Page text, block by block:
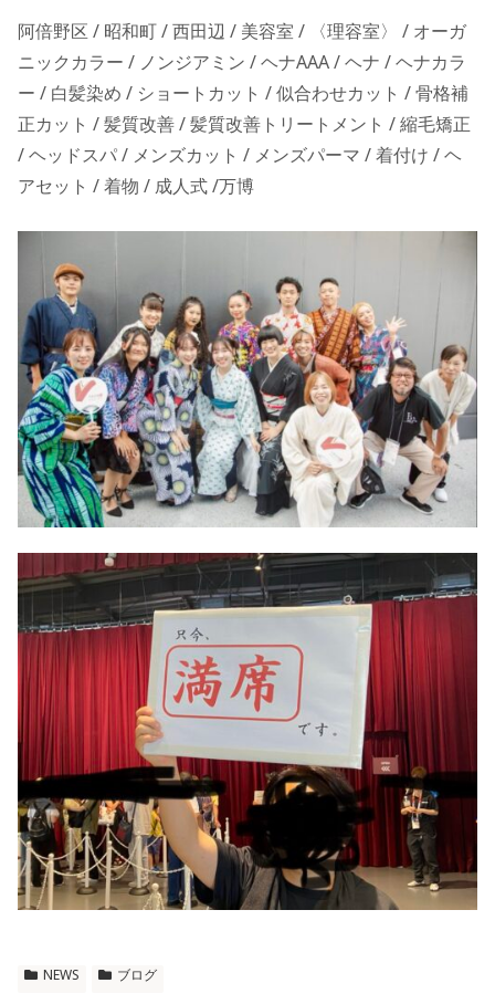
阿倍野区 / 昭和町 / 西田辺 / 美容室 / 〈理容室〉 / オーガ
ニックカラー / ノンジアミン / ヘナAAA / ヘナ / ヘナカラ
ー / 白髪染め / ショートカット / 似合わせカット / 骨格補
正カット / 髪質改善 / 髪質改善トリートメント / 縮毛矯正
/ ヘッドスパ / メンズカット / メンズパーマ / 着付け / ヘ
アセット / 着物 / 成人式 /万博
NEWS
ブログ